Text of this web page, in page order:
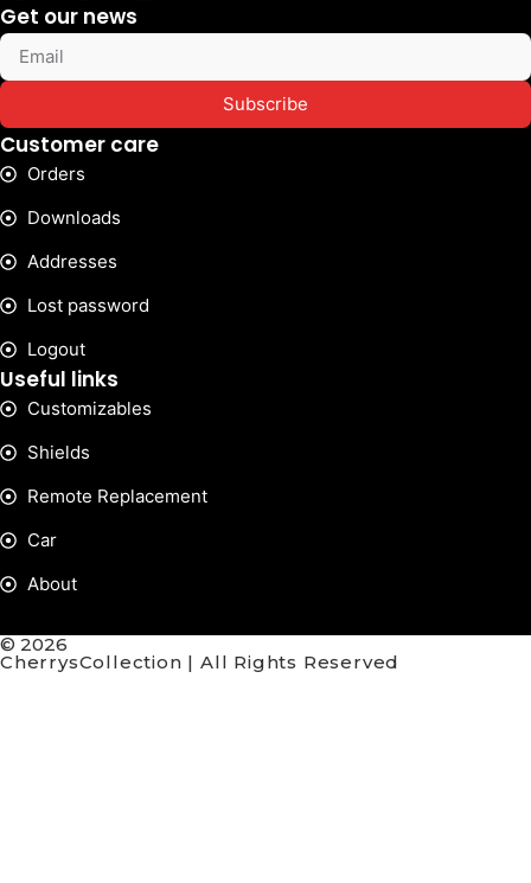
Get our news
Subscribe
Customer care
Orders
Downloads
Addresses
Lost password
Logout
Useful links
Customizables
Shields
Remote Replacement
Car
About
© 2026
CherrysCollection | All Rights Reserved